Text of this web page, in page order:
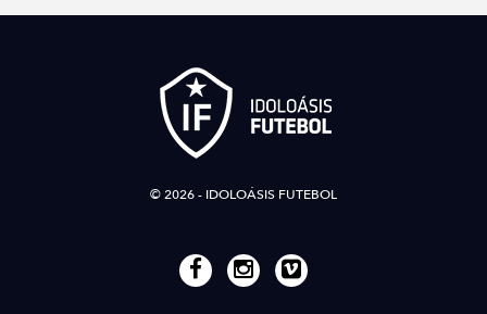
© 2026 - IDOLOÁSIS FUTEBOL